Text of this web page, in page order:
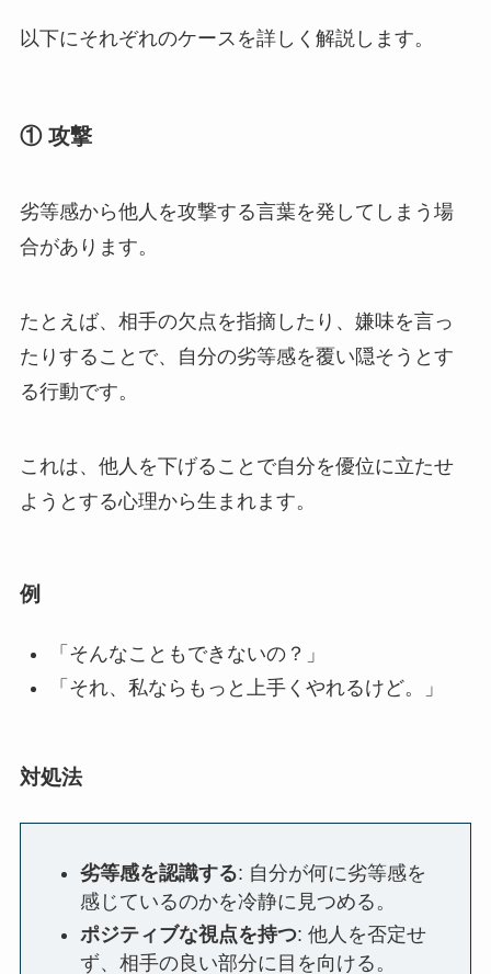
以下にそれぞれのケースを詳しく解説します。
① 攻撃
劣等感から他人を攻撃する言葉を発してしまう場
合があります。
たとえば、相手の欠点を指摘したり、嫌味を言っ
たりすることで、自分の劣等感を覆い隠そうとす
る行動です。
これは、他人を下げることで自分を優位に立たせ
ようとする心理から生まれます。
例
「そんなこともできないの？」
「それ、私ならもっと上手くやれるけど。」
対処法
劣等感を認識する: 自分が何に劣等感を
感じているのかを冷静に見つめる。
ポジティブな視点を持つ: 他人を否定せ
ず、相手の良い部分に目を向ける。